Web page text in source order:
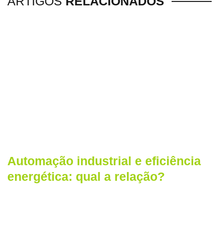
Automação industrial e eficiência
energética: qual a relação?